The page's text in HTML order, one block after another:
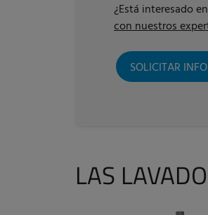
¿Está interesado
con nuestros
SOLICITAR
LAS